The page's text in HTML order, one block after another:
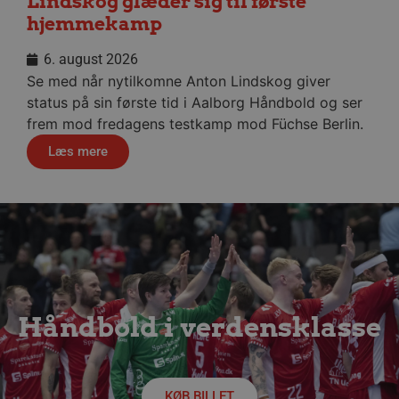
hjemmekamp
6. august 2026
Se med når nytilkomne Anton Lindskog giver
status på sin første tid i Aalborg Håndbold og ser
frem mod fredagens testkamp mod Füchse Berlin.
Læs mere
Håndbold i verdensklasse
__cf_bm
CookieScriptConsent
CookieScript
VISITOR_PRIVACY_METADATA
YouTube
.youtube.com
5
4
Google Privacy Policy